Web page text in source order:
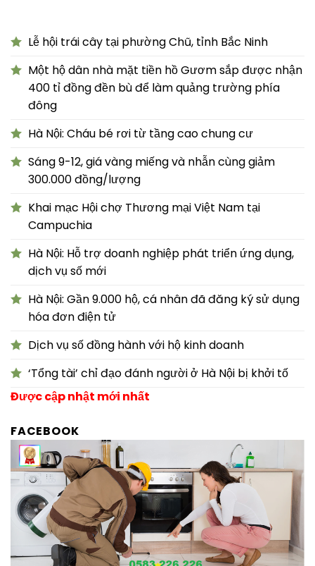
Lễ hội trái cây tại phường Chũ, tỉnh Bắc Ninh
Một hộ dân nhà mặt tiền hồ Gươm sắp được nhận
400 tỉ đồng đền bù để làm quảng trường phía
đông
Hà Nội: Cháu bé rơi từ tầng cao chung cư
Sáng 9-12, giá vàng miếng và nhẫn cùng giảm
300.000 đồng/lượng
Khai mạc Hội chợ Thương mại Việt Nam tại
Campuchia
Hà Nội: Hỗ trợ doanh nghiệp phát triển ứng dụng,
dịch vụ số mới
Hà Nội: Gần 9.000 hộ, cá nhân đã đăng ký sử dụng
hóa đơn điện tử
Dịch vụ số đồng hành với hộ kinh doanh
‘Tổng tài’ chỉ đạo đánh người ở Hà Nội bị khởi tố
Được cập nhật mới nhất
FACEBOOK